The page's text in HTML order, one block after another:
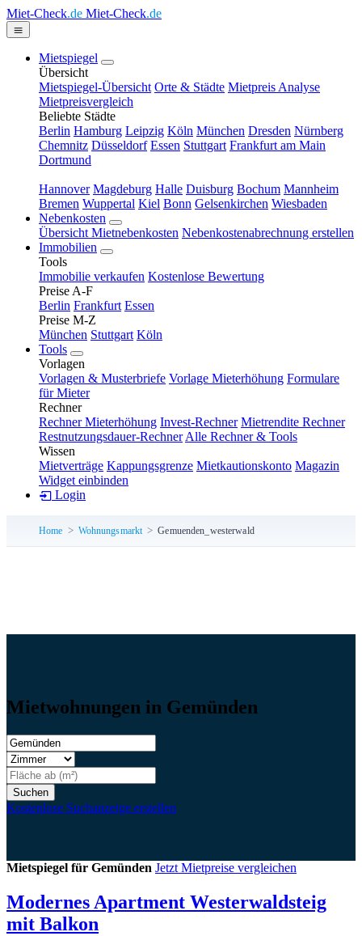
Miet-Check.de Miet-Check.de
Mietspiegel
Übersicht
Mietspiegel-Übersicht Orte & Städte Mietpreis Analyse
Mietpreisvergleich
Beliebte Städte
Berlin Hamburg Leipzig Köln München Dresden Nürnberg
Chemnitz Düsseldorf Essen Stuttgart Frankfurt am Main
Dortmund
Hannover Magdeburg Halle Duisburg Bochum Mannheim
Bremen Wuppertal Kiel Bonn Gelsenkirchen Wiesbaden
Nebenkosten
Übersicht Mietnebenkosten Nebenkostenabrechnung erstellen
Immobilien
Tools
Immobilie verkaufen Kostenlose Bewertung
Preise A-F
Berlin Frankfurt Essen
Preise M-Z
München Stuttgart Köln
Tools
Vorlagen
Vorlagen & Musterbriefe Vorlage Mieterhöhung Formulare
für Mieter
Rechner
Rechner Mieterhöhung Invest-Rechner Mietrendite Rechner
Restnutzungsdauer-Rechner Alle Rechner & Tools
Wissen
Mietverträge Kappungsgrenze Mietkautionskonto Magazin
Widget einbinden
Login
Home Wohnungsmarkt Gemuenden_westerwald
Mietwohnungen in Gemünden
Suchen
Kostenlose Suchanzeige erstellen
Mietspiegel für Gemünden Jetzt Mietpreise vergleichen
Modernes Apartment Westerwaldsteig
mit Balkon